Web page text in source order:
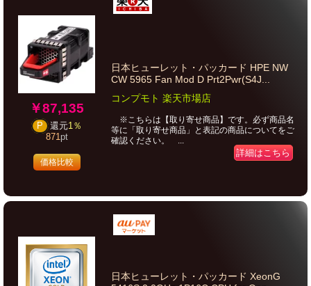
￥87,135
P 還元1％
871 pt
価格比較
日本ヒューレット・パッカード HPE NW
CW 5965 Fan Mod D Prt2Pwr(S4J...
コンプモト 楽天市場店
※こちらは【取り寄せ商品】です。必ず商品名
等に「取り寄せ商品」と表記の商品についてをご
確認ください。 ...
詳細はこちら
日本ヒューレット・パッカード XeonG